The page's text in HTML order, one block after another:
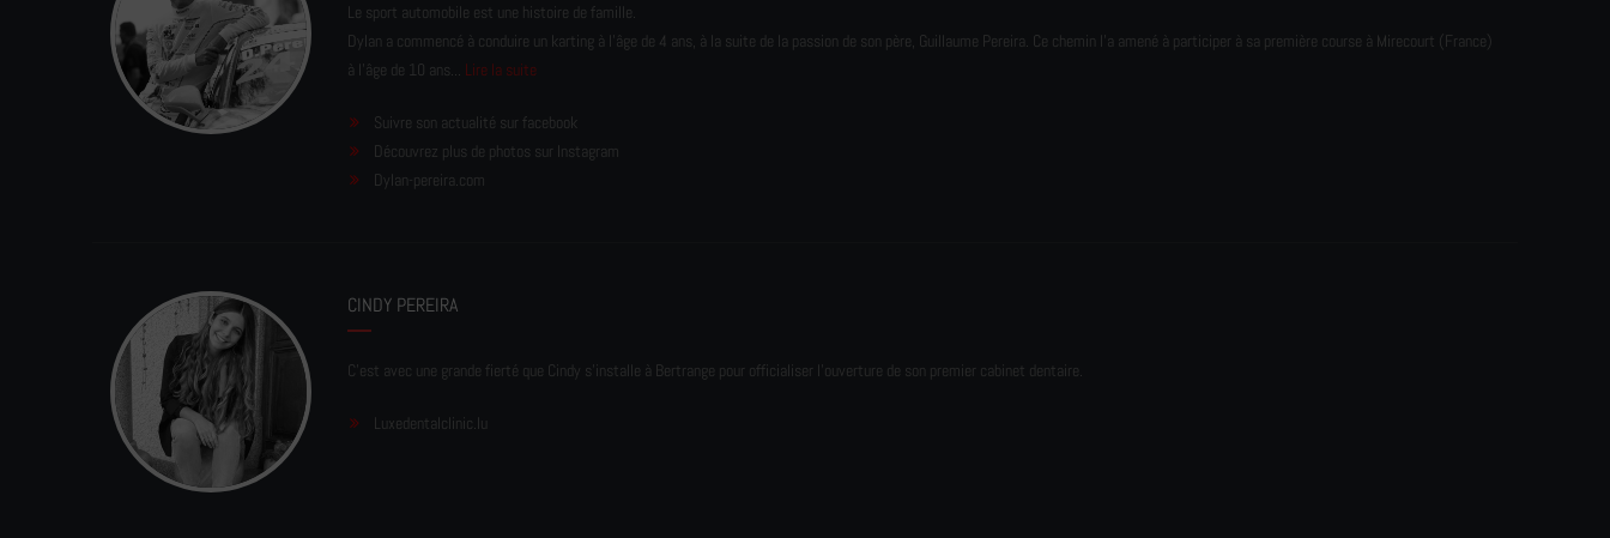
Le sport automobile est une histoire de famille.
Dylan a commencé à conduire un karting à l’âge de 4 ans, à la suite de la passion de son père, Guillaume Pereira. Ce chemin l'a amené à participer à sa première course à Mirecourt (France)
à l'âge de 10 ans... Lire la suite
Suivre son actualité sur facebook
Découvrez plus de photos sur Instagram
Dylan-pereira.com
CINDY PEREIRA
C'est avec une grande fierté que Cindy s'installe à Bertrange pour officialiser l'ouverture de son premier cabinet dentaire.
Luxedentalclinic.lu